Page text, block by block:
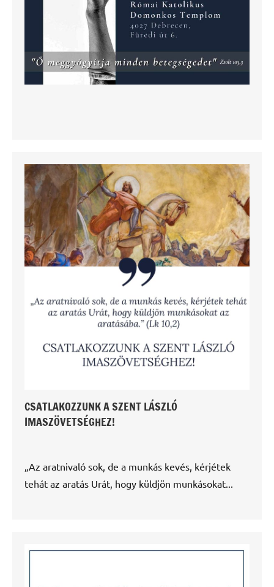
CSATLAKOZZUNK A SZENT LÁSZLÓ
IMASZÖVETSÉGHEZ!
„Az aratnivaló sok, de a munkás kevés, kérjétek
tehát az aratás Urát, hogy küldjön munkásokat...